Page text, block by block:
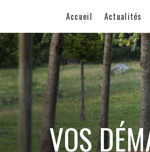
Accueil Actualités
VOS